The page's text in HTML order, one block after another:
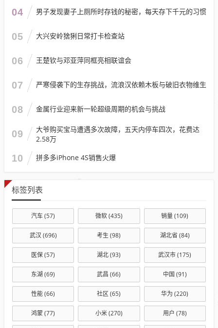
04 男子发现妻子上厕所时存钱的秘密，每天存下千元的习惯
05 大兴安岭猞猁日常打卡检查站
06 王楚钦与邓亚萍同框亮相联谊会
07 严寒侵袭下的生存挑战，流浪汉依赖木板与破旧衣物维生
08 金属行业迎来新一轮超级周期的机会与挑战
09
大爷购买宝马遭遇多次故障，五天内停车四次，花费达
2.58万
10 拼多多iPhone 4S销售火爆
标签列表
汽车(57) 微软(435) 销量(109)
武汉 (696) 考生 (98) 湖北省 (84)
医保(57) 湖北(93) 武汉市(175)
东湖 (69) 武昌 (66) 中国 (91)
性能(66) 社区 (65) 华为 (220)
鸿蒙(77) 小米(270) 用户 (78)